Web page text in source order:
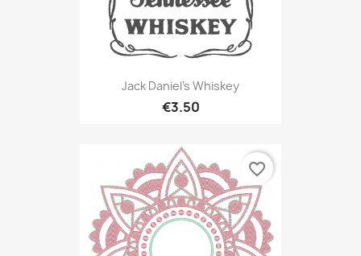
Jack Daniel's Whiskey
€3.50
favorite_border